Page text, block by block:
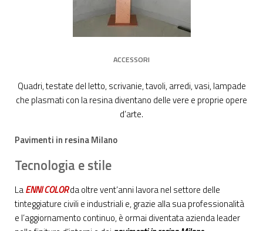
ACCESSORI
Quadri, testate del letto, scrivanie, tavoli, arredi, vasi, lampade
che plasmati con la resina diventano delle vere e proprie opere
d’arte.
Pavimenti in resina Milano
Tecnologia e stile
LaENNI COLORda oltre vent’anni lavora nel settore delle
tinteggiature civili e industriali e, grazie alla sua professionalità
e l’aggiornamento continuo, è ormai diventata azienda leader